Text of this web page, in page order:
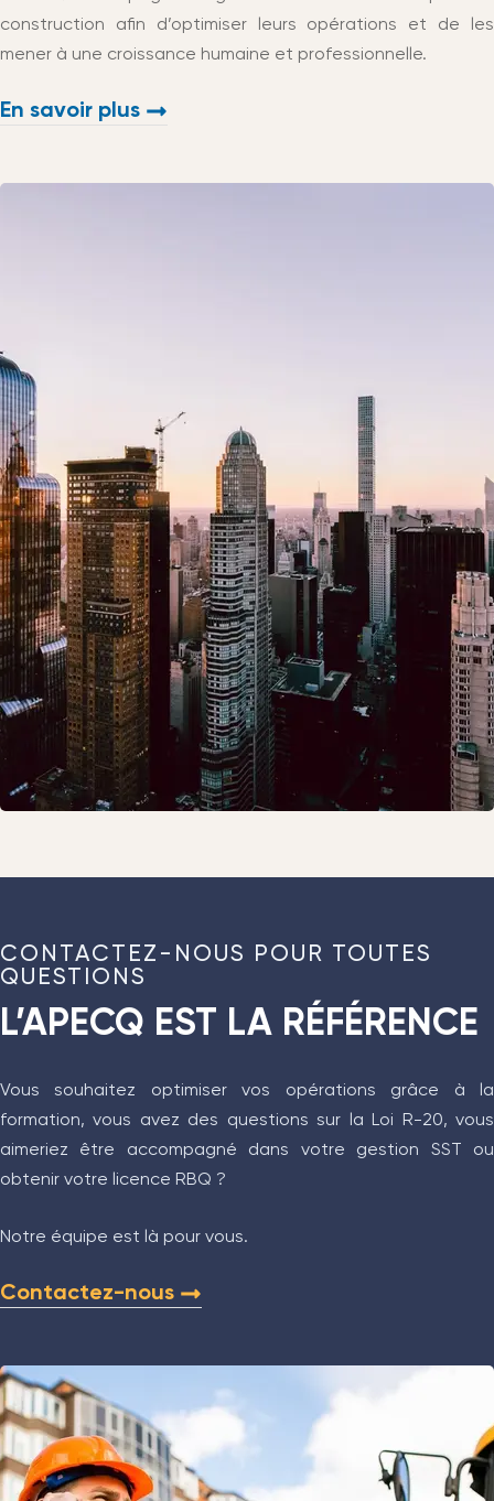
construction afin d’optimiser leurs opérations et de les
mener à une croissance humaine et professionnelle.
En savoir plus
CONTACTEZ-NOUS POUR TOUTES
QUESTIONS
L’APECQ EST LA RÉFÉRENCE
Vous souhaitez optimiser vos opérations grâce à la
formation, vous avez des questions sur la Loi R-20, vous
aimeriez être accompagné dans votre gestion SST ou
obtenir votre licence RBQ ?
Notre équipe est là pour vous.
Contactez-nous